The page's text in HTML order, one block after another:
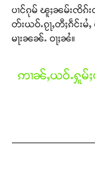
ပၢင်ၵုမ် ၽူႈၼမ်းၸိၵ်း
တ်းယဝ်ႉၵႂႃႇတီႈၵဵင်းမႆ
မႃးၼၼ်ႉ ဝႃႈၼႆ။
ဢၢၼ်ႇယဝ်ႉႁူ